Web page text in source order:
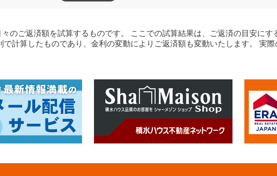
のご返済額を試算するものです。 ここでの試算結果は、ご返済の目安にす
計算したものであり、金利の変動によりご返済額も変動いたします。 実